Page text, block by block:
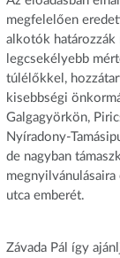
megfelelően
alkotók határozzák
legcsekélyebb
túlélőkkel,
kisebbségi
Galgagyörkön,
Nyíradony-
de nagyban
megnyilvánulásaira
utca emberét.
Závada Pál így